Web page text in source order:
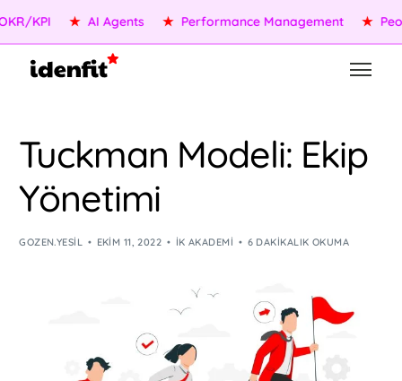
KPI AI Agents Performance Management ★
Tuckman Modeli: Ekip
Yönetimi
GOZEN.YESIL EKIM 11, 2022 İK AKADEMI 6 DAKIKALIK OKUMA